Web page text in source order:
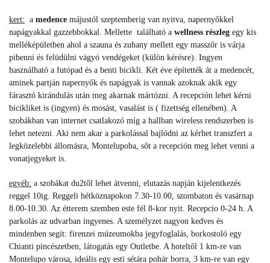
kert: a medence májustól szeptemberig van nyitva, napernyőkkel
napágyakkal gazzebbokkal. Mellette található a wellness részleg egy kis
melléképületben ahol a szauna és zuhany mellett egy masszőr is várja
pihenni és felüdülni vágyó vendégeket (külön kérésre). Ingyen
használható a futópad és a benti bicikli. Két éve építették át a medencét,
aminek partján napernyők és napágyak is vannak azoknak akik egy
fárasztó kirándulás után meg akarnak mártózni. A recepción lehet kérni
bicikliket is (ingyen) és mosást, vasalást is ( fizettség ellenében). A
szobákban van internet csatlakozó míg a hallban wireless rendszerben is
lehet netezni. Aki nem akar a parkolással bajlódni az kérhet transzfert a
legközelebbi állomásra, Montelupoba, sőt a recepción meg lehet venni a
vonatjegyeket is.
egyéb: a szobákat du2től lehet átvenni, elutazás napján kijelentkezés
reggel 10ig. Reggeli hétköznapokon 7.30-10.00, szombaton és vasárnap
8.00-10.30. Az étterem szemben este fél 8-kor nyit. Recepcio 0-24 h. A
parkolás az udvarban ingyenes. A személyzet nagyon kedves és
mindenben segít: firenzei múzeumokba jegyfoglalás, borkostoló egy
Chianti pincészetben, látogatás egy Outletbe. A hoteltől 1 km-re van
Montelupo városa, ideális egy esti sétára pohár borra, 3 km-re van egy